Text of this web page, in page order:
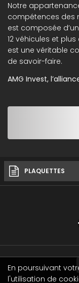
Notre
compétences des
est composée
12 véhicules et
est une véritable
de savoir-faire.
AMG Invest,
PLAQUETTES
En poursuivant
l'utilisation de